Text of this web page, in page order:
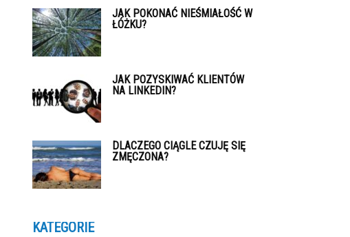
JAK POKONAĆ NIEŚMIAŁOŚĆ W
ŁÓŻKU?
JAK POZYSKIWAĆ KLIENTÓW
NA LINKEDIN?
DLACZEGO CIĄGLE CZUJĘ SIĘ
ZMĘCZONA?
KATEGORIE